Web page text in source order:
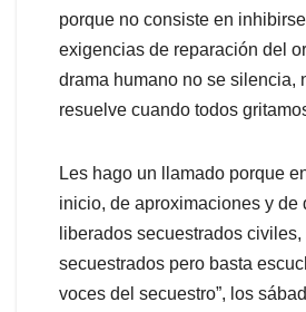
porque no consiste en
exigencias de reparación del
drama humano no se silencia,
resuelve cuando todos
Les hago un llamado porque
inicio, de aproximaciones y de
liberados secuestrados
secuestrados pero basta
voces del secuestro”, los